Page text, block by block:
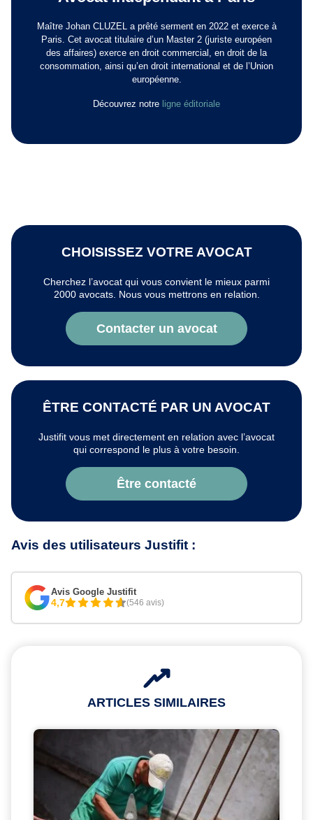
Maître Johan CLUZEL a prêté serment en 2022 et exerce à
Paris. Cet avocat titulaire d’un Master 2 (juriste européen
des affaires) exerce en droit commercial, en droit de la
consommation, ainsi qu’en droit international et de l’Union
européenne.
Découvrez notre ligne éditoriale
CHOISISSEZ VOTRE AVOCAT
Cherchez l’avocat qui vous convient le mieux parmi
2000 avocats. Nous vous mettrons en relation.
Contacter un avocat
ÊTRE CONTACTÉ PAR UN AVOCAT
Justifit vous met directement en relation avec l’avocat
qui correspond le plus à votre besoin.
Être contacté
Avis des utilisateurs Justifit :
Avis Google Justifit
4,7 (546 avis)
ARTICLES SIMILAIRES